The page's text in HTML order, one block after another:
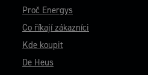
O ENERGYS
Proč Energys
Co říkají zákazníci